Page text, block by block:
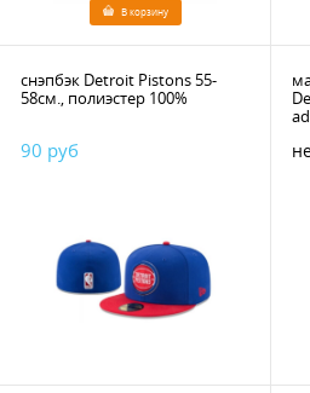
В корзину
снэпбэк Detroit Pistons 55-
58см., полиэстер 100%
90 руб